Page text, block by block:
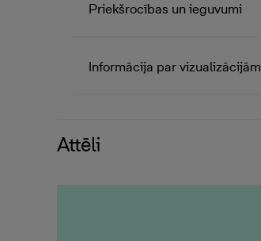
Priekšrocības un ieguvumi
Informācija par vizualizācijām
Attēli